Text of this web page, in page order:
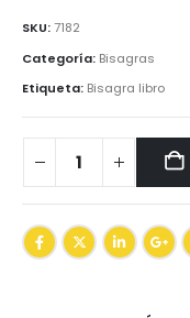
SKU:7182
Categoría: Bisagras
Etiqueta: Bisagra libro